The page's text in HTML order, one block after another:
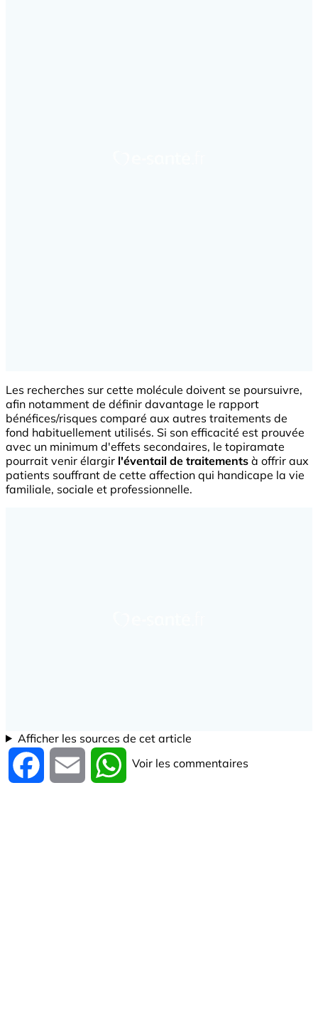
Les recherches sur cette molécule doivent se poursuivre,
afin notamment de définir davantage le rapport
bénéfices/risques comparé aux autres traitements de
fond habituellement utilisés. Si son efficacité est prouvée
avec un minimum d'effets secondaires, le topiramate
pourrait venir élargir l'éventail de traitements à offrir aux
patients souffrant de cette affection qui handicape la vie
familiale, sociale et professionnelle.
Afficher les sources de cet article
Facebook Email WhatsApp
Voir les commentaires